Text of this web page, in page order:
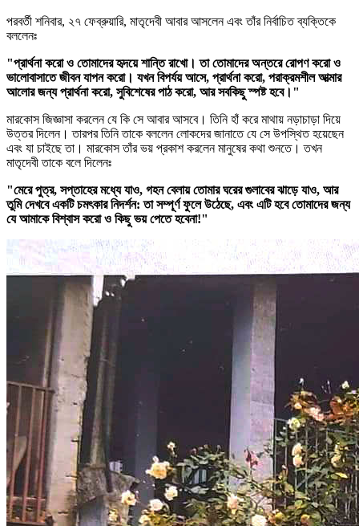
পরবর্তী শনিবার, ২৭ ফেব্রুয়ারি, মাতৃদেবী আবার আসলেন এবং তাঁর নির্বাচিত ব্যক্তিকে
বললেনঃ
"প্রার্থনা করো ও তোমাদের হৃদয়ে শান্তি রাখো। তা তোমাদের অন্তরে রোপণ করো ও
ভালোবাসাতে জীবন যাপন করো। যখন বিপর্যয় আসে, প্রার্থনা করো, পরাক্রমশীল আত্মার
আলোর জন্য প্রার্থনা করো, সুবিশেষের পাঠ করো, আর সবকিছু স্পষ্ট হবে।"
মারকোস জিজ্ঞাসা করলেন যে কি সে আবার আসবে। তিনি হাঁ করে মাথায় নড়াচাড়া দিয়ে
উত্তর দিলেন। তারপর তিনি তাকে বললেন লোকদের জানাতে যে সে উপস্থিত হয়েছেন
এবং যা চাইছে তা। মারকোস তাঁর ভয় প্রকাশ করলেন মানুষের কথা শুনতে। তখন
মাতৃদেবী তাকে বলে দিলেনঃ
"মেরে পুত্র, সপ্তাহের মধ্যে যাও, গহন বেলায় তোমার ঘরের গুলাবের ঝাড়ে যাও, আর
তুমি দেখবে একটি চমৎকার নিদর্শন: তা সম্পূর্ণ ফুলে উঠেছে, এবং এটি হবে তোমাদের জন্য
যে আমাকে বিশ্বাস করো ও কিছু ভয় পেতে হবেনা!"